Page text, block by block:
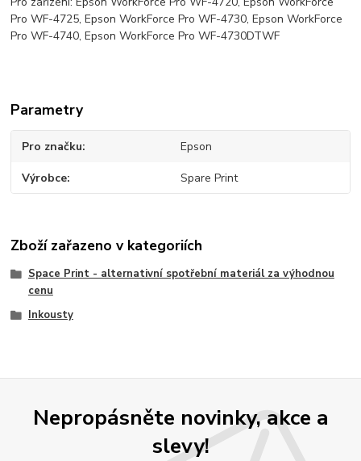
Pro WF-4725, Epson WorkForce Pro WF-4730, Epson WorkForce
Pro WF-4740, Epson WorkForce Pro WF-4730DTWF
Parametry
Pro značku Epson
Výrobce Spare Print
Zboží zařazeno v kategoriích
Space Print - alternativní spotřební materiál za výhodnou
cenu
Inkousty
Nepropásněte novinky, akce a
slevy!